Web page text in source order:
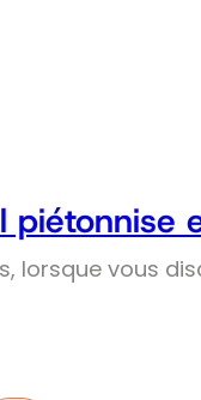
piétonnise
lorsque vous